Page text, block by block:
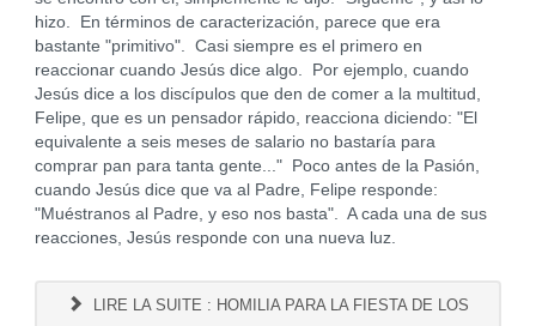
hizo. En términos de caracterización, parece que era
bastante "primitivo". Casi siempre es el primero en
reaccionar cuando Jesús dice algo. Por ejemplo, cuando
Jesús dice a los discípulos que den de comer a la multitud,
Felipe, que es un pensador rápido, reacciona diciendo: "El
equivalente a seis meses de salario no bastaría para
comprar pan para tanta gente..." Poco antes de la Pasión,
cuando Jesús dice que va al Padre, Felipe responde:
"Muéstranos al Padre, y eso nos basta". A cada una de sus
reacciones, Jesús responde con una nueva luz.
LIRE LA SUITE : HOMILIA PARA LA FIESTA DE LOS